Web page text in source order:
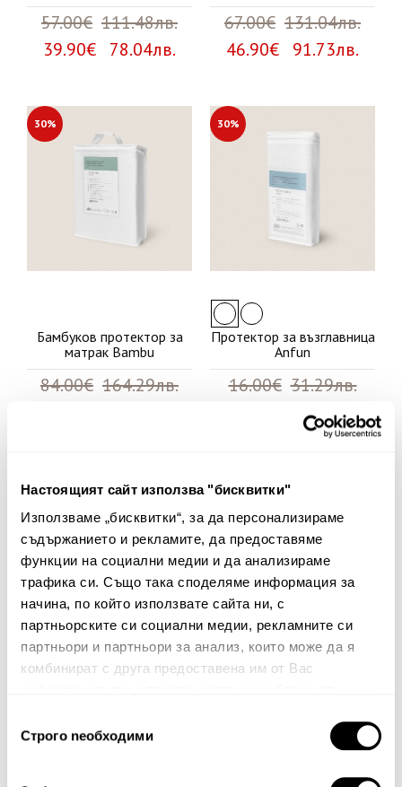
Настоящият сайт използва "бисквитки"
Използваме „бисквитки“, за да персонализираме
съдържанието и рекламите, да предоставяме
функции на социални медии и да анализираме
трафика си. Също така споделяме информация за
начина, по който използвате сайта ни, с
партньорските си социални медии, рекламните си
партньори и партньори за анализ, които може да я
комбинират с друга предоставена им от Вас
наСтрого nеобходими
57.00€ 111.48лв.
39.90€ 78.04лв.
67.00€ 131.04лв.
46.90€ 91.73лв.
30%
Бамбуков протектор за
матрак Bambu
84.00€ 164.29лв.
30%
Протектор за възглавница
Anfun
16.00€ 31.29лв.
11.20€ 21.90лв.
30%
16.00€ 31.29лв.
30%
19.56лв.
7.00€ 13.69лв.